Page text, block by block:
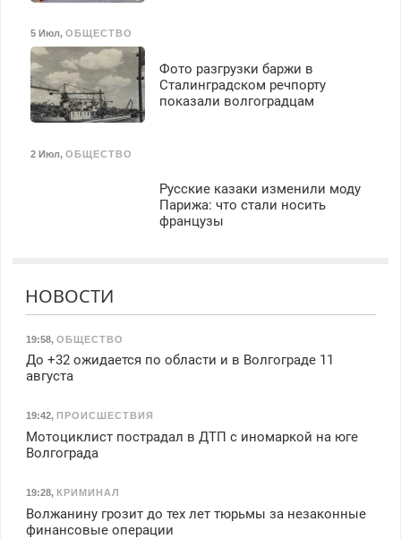
5 Июл, ОБЩЕСТВО
Фото разгрузки баржи в
Сталинградском речпорту
показали волгоградцам
2 Июл, ОБЩЕСТВО
Русские казаки изменили моду
Парижа: что стали носить
французы
НОВОСТИ
19:58, ОБЩЕСТВО
До +32 ожидается по области и в Волгограде 11
августа
19:42, ПРОИСШЕСТВИЯ
Мотоциклист пострадал в ДТП с иномаркой на юге
Волгограда
19:28, КРИМИНАЛ
Волжанину грозит до тех лет тюрьмы за незаконные
финансовые операции